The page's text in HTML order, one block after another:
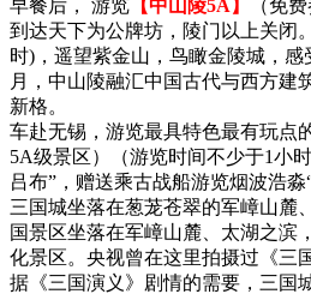
早餐后， 游览 【中山陵5A】
（免
到达天下为公牌坊，陵门以上关闭
时)，遥望紫金山，鸟瞰金陵城，
月，中山陵融汇中国古代与西方建
新格。
车赴无锡，游览最具特色最有玩点
5A级景区）（游览时间不少于1小
吕布”，赠送乘古战船游览烟波浩淼
三国城坐落在葱茏苍翠的军嶂山麓
国景区坐落在军嶂山麓、太湖之滨
化景区。央视曾在这里拍摄过《三
据《三国演义》剧情的需要，三国